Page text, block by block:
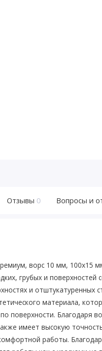
Отзывы 0 Вопросы и
ворс 10 мм, 100х15
грубых и поверхностей
и отштукатуренных
материала,
поверхности. Благодаря
имеет высокую
работы.